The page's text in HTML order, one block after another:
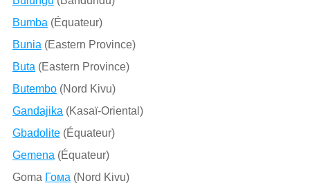
Bumba (Équateur)
Bunia (Eastern Province)
Buta (Eastern Province)
Butembo(Nord Kivu)
Gandajika (Kasaï-Oriental)
Gbadolite(Équateur)
Gemena (Équateur)
Goma Гома (Nord Kivu)